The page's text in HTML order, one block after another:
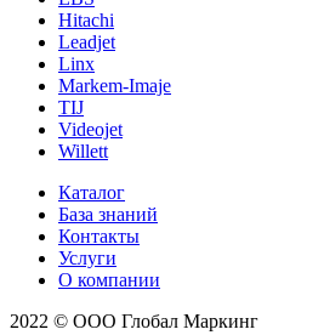
Hitachi
Leadjet
Linx
Markem-Imaje
TIJ
Videojet
Willett
Каталог
База знаний
Контакты
Услуги
О компании
2022 © ООО Глобал Маркинг